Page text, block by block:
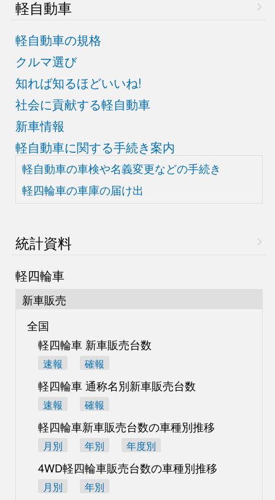
軽自動車
軽自動車の規格
クルマ選び
知れば知るほどいいね!
社会に貢献する軽自動車
新車情報
軽自動車に関する手続き案内
軽自動車の車検や名義変更などの手続き
軽四輪車の車庫の届け出
統計資料
軽四輪車
新車販売
全国
軽四輪車 新車販売台数
速報 確報
軽四輪車 通称名別新車販売台数
速報 確報
軽四輪車新車販売台数の車種別推移
月別 年別 年度別
4WD軽四輪車販売台数の車種別推移
月別 年別